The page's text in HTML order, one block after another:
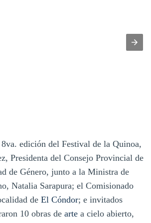
edición del Festival de la Quinoa,
Presidenta del Consejo Provincial de
de Género, junto a la Ministra de
Natalia Sarapura; el Comisionado
de El Cóndor; e invitados
10 obras de arte a cielo abierto,